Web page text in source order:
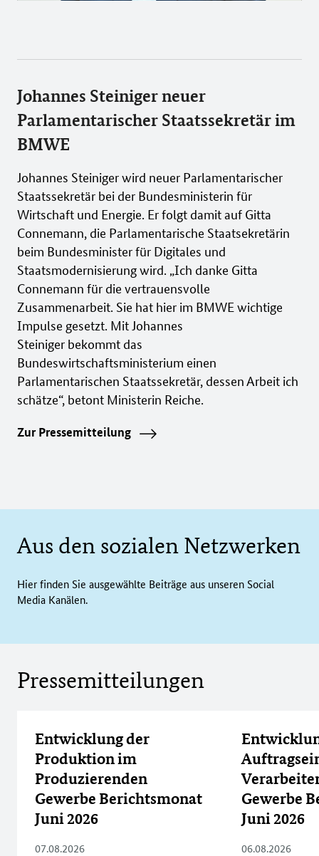
Johannes Steiniger neuer
Parlamentarischer Staatssekretär im
BMWE
Johannes Steiniger wird neuer Parlamentarischer
Staatssekretär bei der Bundesministerin für
Wirtschaft und Energie. Er folgt damit auf Gitta
Connemann, die Parlamentarische Staatsekretärin
beim Bundesminister für Digitales und
Staatsmodernisierung wird. „Ich danke Gitta
Connemann für die vertrauensvolle
Zusammenarbeit. Sie hat hier im BMWE wichtige
Impulse gesetzt. Mit Johannes
Steiniger bekommt das
Bundeswirtschaftsministerium einen
Parlamentarischen Staatssekretär, dessen Arbeit ich
schätze“, betont Ministerin Reiche.
Zur Pressemitteilung
Aus den sozialen Netzwerken
Hier finden Sie ausgewählte Beiträge aus unseren Social
Media Kanälen.
Pressemitteilungen
Entwicklung der
Produktion im
Produzierenden
Gewerbe Berichtsmonat
Juni 2026
07.08.2026
Öffnet Einzelsicht
Gewerbe
Juni 2026
06.08.2026
Öffnet